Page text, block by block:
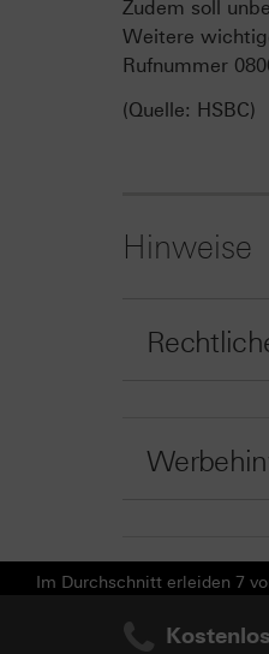
Zudem soll
Weitere
Rufnummer
(Quelle: HSBC)
Hinweise
Im Durchschnitt erleiden 7